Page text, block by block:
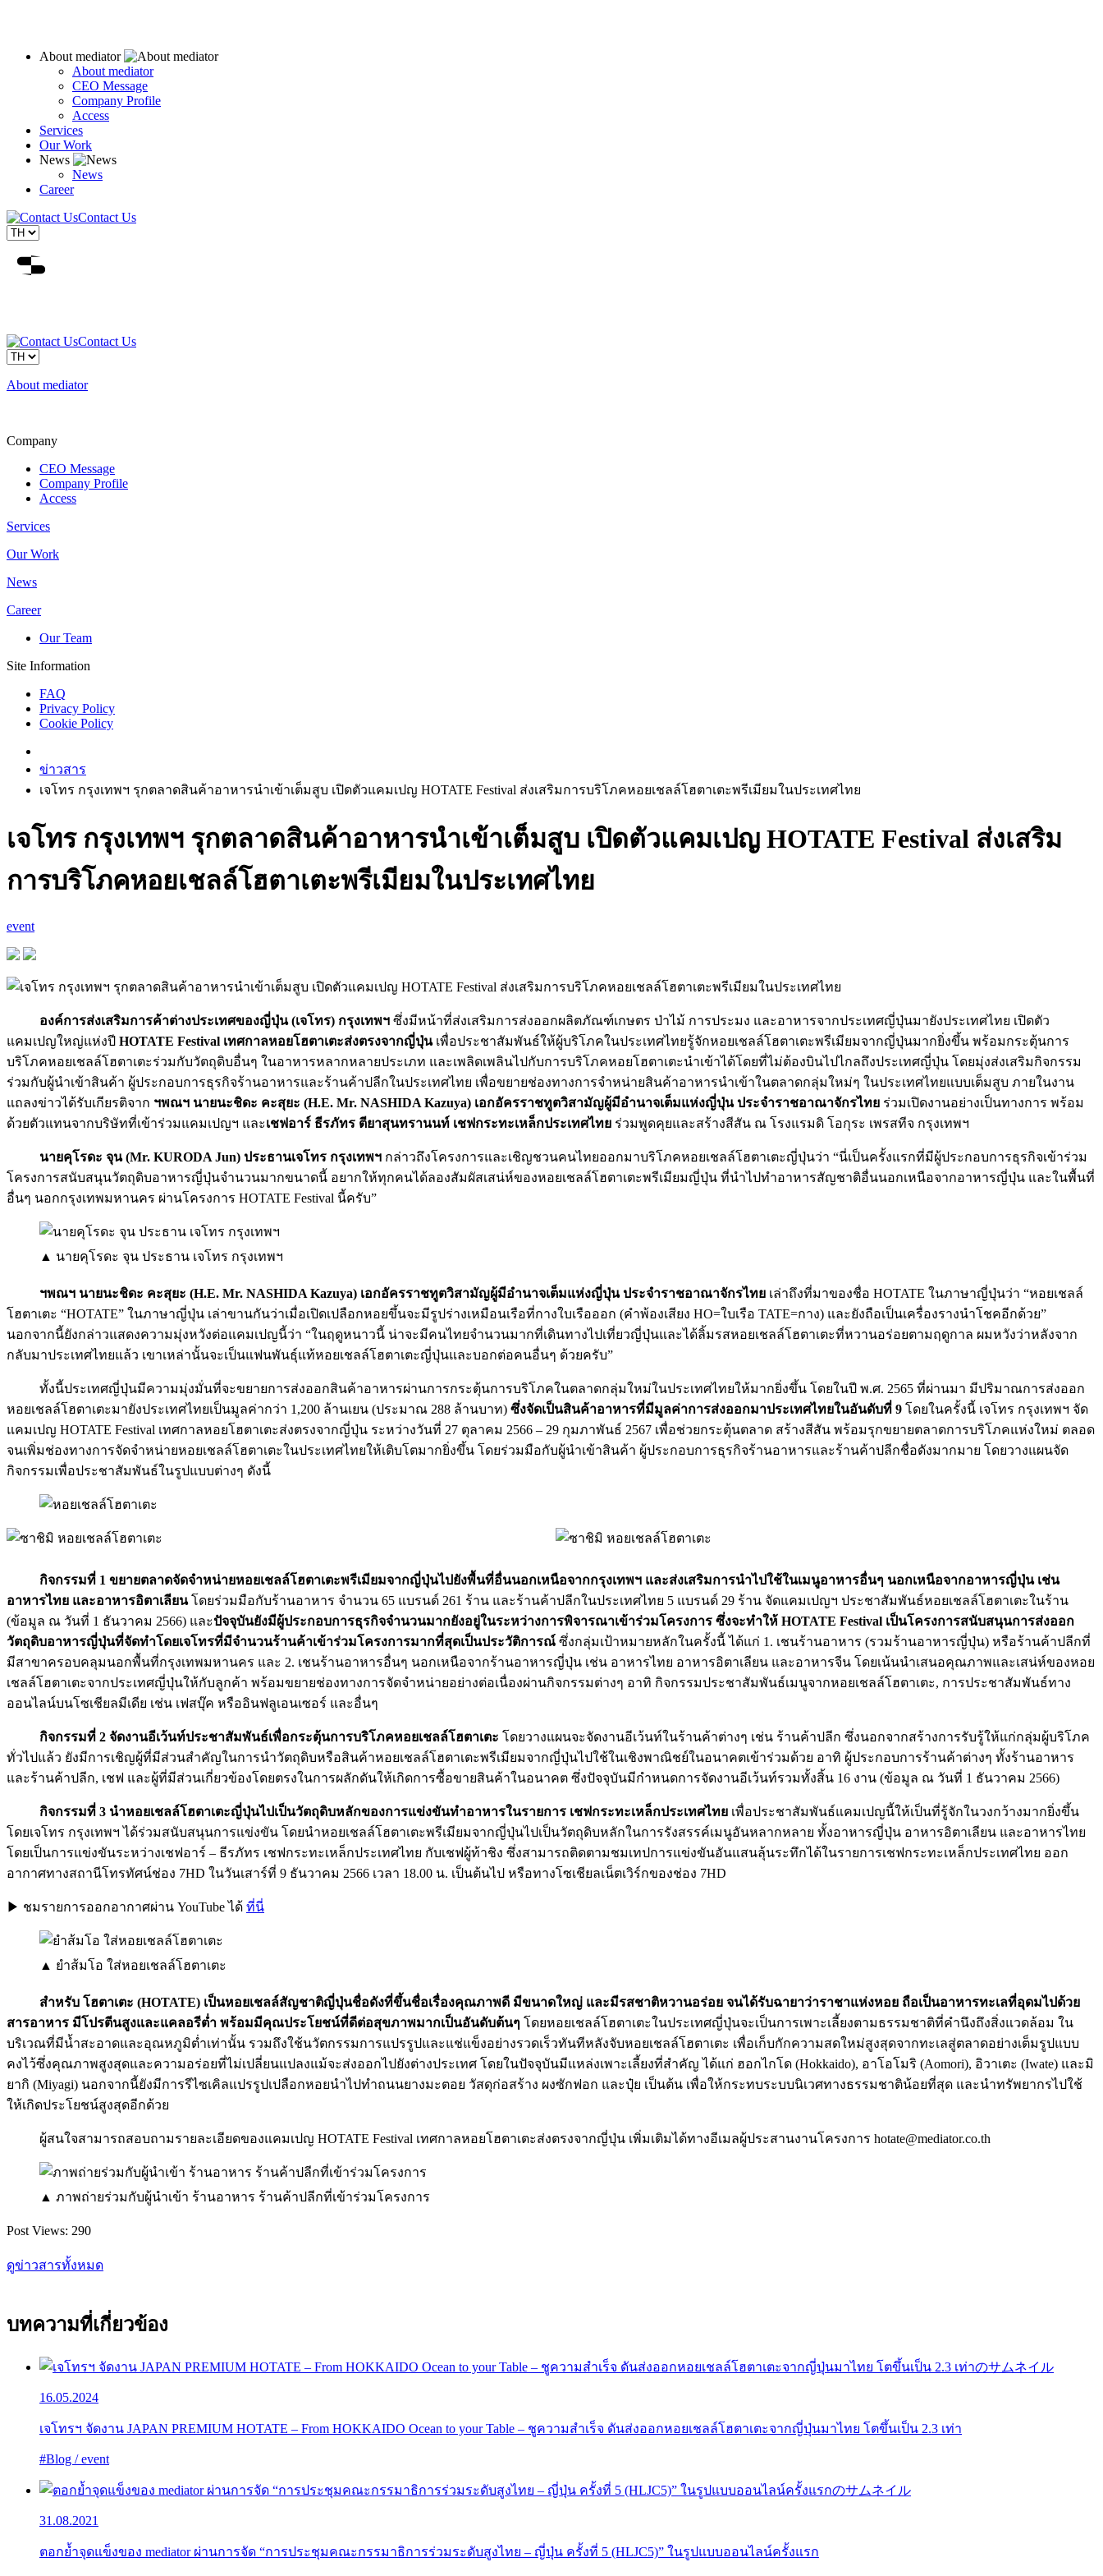
About mediator
About mediator
CEO Message
Company Profile
Access
Services
Our Work
News
News
Career
Contact Us
Contact Us
About mediator
Company
CEO Message
Company Profile
Access
Services
Our Work
News
Career
Our Team
Site Information
FAQ
Privacy Policy
Cookie Policy
ข่าวสาร
เจโทร กรุงเทพฯ รุกตลาดสินค้าอาหารนำเข้าเต็มสูบ เปิดตัวแคมเปญ HOTATE Festival ส่งเสริมการบริโภคหอยเชลล์โฮตาเตะพรีเมียมในประเทศไทย
เจโทร กรุงเทพฯ รุกตลาดสินค้าอาหารนำเข้าเต็มสูบ เปิดตัวแคมเปญ HOTATE Festival ส่งเสริม
การบริโภคหอยเชลล์โฮตาเตะพรีเมียมในประเทศไทย
event
องค์การส่งเสริมการค้าต่างประเทศของญี่ปุ่น (เจโทร) กรุงเทพฯ ซึ่งมีหน้าที่ส่งเสริมการส่งออกผลิตภัณฑ์เกษตร ป่าไม้ การประมง และอาหารจากประเทศญี่ปุ่นมายังประเทศไทย เปิดตัว
แคมเปญใหญ่แห่งปี HOTATE Festival เทศกาลหอยโฮตาเตะส่งตรงจากญี่ปุ่นเพื่อประชาสัมพันธ์ให้ผู้บริโภคในประเทศไทยรู้จักหอยเชลล์โฮตาเตะพรีเมียมจากญี่ปุ่นมากยิ่งขึ้น พร้อมกระตุ้นการ
บริโภคหอยเชลล์โฮตาเตะร่วมกับวัตถุดิบอื่นๆ ในอาหารหลากหลายประเภท และเพลิดเพลินไปกับการบริโภคหอยโฮตาเตะนำเข้าได้โดยที่ไม่ต้องบินไปไกลถึงประเทศญี่ปุ่น โดยมุ่งส่งเสริมกิจกรรม
ร่วมกับผู้นำเข้าสินค้า ผู้ประกอบการธุรกิจร้านอาหารและร้านค้าปลีกในประเทศไทย เพื่อขยายช่องทางการจำหน่ายสินค้าอาหารนำเข้าในตลาดกลุ่มใหม่ๆ ในประเทศไทยแบบเต็มสูบ ภายในงาน
แถลงข่าวได้รับเกียรติจาก ฯพณฯ นายนะชิดะ คะสุยะ (H.E. Mr. NASHIDA Kazuya) เอกอัครราชทูตวิสามัญผู้มีอำนาจเต็มแห่งญี่ปุ่น ประจำราชอาณาจักรไทย ร่วมเปิดงานอย่างเป็นทางการ พร้อม
ด้วยตัวแทนจากบริษัทที่เข้าร่วมแคมเปญฯ และเชฟอาร์ ธีรภัทร ตียาสุนทรานนท์ เชฟกระทะเหล็กประเทศไทย ร่วมพูดคุยและสร้างสีสัน ณ โรงแรมดิ โอกุระ เพรสทีจ กรุงเทพฯ
นายคุโรดะ จุน (Mr. KURODA Jun) ประธานเจโทร กรุงเทพฯ กล่าวถึงโครงการและเชิญชวนคนไทยออกมาบริโภคหอยเชลล์โฮตาเตะญี่ปุ่นว่า “นี่เป็นครั้งแรกที่มีผู้ประกอบการธุรกิจเข้าร่วม
โครงการสนับสนุนวัตถุดิบอาหารญี่ปุ่นจำนวนมากขนาดนี้ อยากให้ทุกคนได้ลองสัมผัสเสน่ห์ของหอยเชลล์โฮตาเตะพรีเมียมญี่ปุ่น ที่นำไปทำอาหารสัญชาติอื่นนอกเหนือจากอาหารญี่ปุ่น และในพื้นที่
อื่นๆ นอกกรุงเทพมหานคร ผ่านโครงการ HOTATE Festival นี้ครับ”
▲ นายคุโรดะ จุน ประธาน เจโทร กรุงเทพฯ
ฯพณฯ นายนะชิดะ คะสุยะ (H.E. Mr. NASHIDA Kazuya) เอกอัครราชทูตวิสามัญผู้มีอำนาจเต็มแห่งญี่ปุ่น ประจำราชอาณาจักรไทย เล่าถึงที่มาของชื่อ HOTATE ในภาษาญี่ปุ่นว่า “หอยเชลล์
โฮตาเตะ “HOTATE” ในภาษาญี่ปุ่น เล่าขานกันว่าเมื่อเปิดเปลือกหอยขึ้นจะมีรูปร่างเหมือนเรือที่กางใบเรือออก (คำพ้องเสียง HO=ใบเรือ TATE=กาง) และยังถือเป็นเครื่องรางนำโชคอีกด้วย”
นอกจากนี้ยังกล่าวแสดงความมุ่งหวังต่อแคมเปญนี้ว่า “ในฤดูหนาวนี้ น่าจะมีคนไทยจำนวนมากที่เดินทางไปเที่ยวญี่ปุ่นและได้ลิ้มรสหอยเชลล์โฮตาเตะที่หวานอร่อยตามฤดูกาล ผมหวังว่าหลังจาก
กลับมาประเทศไทยแล้ว เขาเหล่านั้นจะเป็นแฟนพันธุ์แท้หอยเชลล์โฮตาเตะญี่ปุ่นและบอกต่อคนอื่นๆ ด้วยครับ”
ทั้งนี้ประเทศญี่ปุ่นมีความมุ่งมั่นที่จะขยายการส่งออกสินค้าอาหารผ่านการกระตุ้นการบริโภคในตลาดกลุ่มใหม่ในประเทศไทยให้มากยิ่งขึ้น โดยในปี พ.ศ. 2565 ที่ผ่านมา มีปริมาณการส่งออก
หอยเชลล์โฮตาเตะมายังประเทศไทยเป็นมูลค่ากว่า 1,200 ล้านเยน (ประมาณ 288 ล้านบาท) ซึ่งจัดเป็นสินค้าอาหารที่มีมูลค่าการส่งออกมาประเทศไทยในอันดับที่ 9 โดยในครั้งนี้ เจโทร กรุงเทพฯ จัด
แคมเปญ HOTATE Festival เทศกาลหอยโฮตาเตะส่งตรงจากญี่ปุ่น ระหว่างวันที่ 27 ตุลาคม 2566 – 29 กุมภาพันธ์ 2567 เพื่อช่วยกระตุ้นตลาด สร้างสีสัน พร้อมรุกขยายตลาดการบริโภคแห่งใหม่ ตลอด
จนเพิ่มช่องทางการจัดจำหน่ายหอยเชลล์โฮตาเตะในประเทศไทยให้เติบโตมากยิ่งขึ้น โดยร่วมมือกับผู้นำเข้าสินค้า ผู้ประกอบการธุรกิจร้านอาหารและร้านค้าปลีกชื่อดังมากมาย โดยวางแผนจัด
กิจกรรมเพื่อประชาสัมพันธ์ในรูปแบบต่างๆ ดังนี้
กิจกรรมที่ 1 ขยายตลาดจัดจำหน่ายหอยเชลล์โฮตาเตะพรีเมียมจากญี่ปุ่นไปยังพื้นที่อื่นนอกเหนือจากกรุงเทพฯ และส่งเสริมการนำไปใช้ในเมนูอาหารอื่นๆ นอกเหนือจากอาหารญี่ปุ่น เช่น
อาหารไทย และอาหารอิตาเลียนโดยร่วมมือกับร้านอาหาร จำนวน 65 แบรนด์ 261 ร้าน และร้านค้าปลีกในประเทศไทย 5 แบรนด์ 29 ร้าน จัดแคมเปญฯ ประชาสัมพันธ์หอยเชลล์โฮตาเตะในร้าน
(ข้อมูล ณ วันที่ 1 ธันวาคม 2566) และปัจจุบันยังมีผู้ประกอบการธุรกิจจำนวนมากยังอยู่ในระหว่างการพิจารณาเข้าร่วมโครงการ ซึ่งจะทำให้ HOTATE Festival เป็นโครงการสนับสนุนการส่งออก
วัตถุดิบอาหารญี่ปุ่นที่จัดทำโดยเจโทรที่มีจำนวนร้านค้าเข้าร่วมโครงการมากที่สุดเป็นประวัติการณ์ ซึ่งกลุ่มเป้าหมายหลักในครั้งนี้ ได้แก่ 1. เชนร้านอาหาร (รวมร้านอาหารญี่ปุ่น) หรือร้านค้าปลีกที่
มีสาขาครอบคลุมนอกพื้นที่กรุงเทพมหานคร และ 2. เชนร้านอาหารอื่นๆ นอกเหนือจากร้านอาหารญี่ปุ่น เช่น อาหารไทย อาหารอิตาเลียน และอาหารจีน โดยเน้นนำเสนอคุณภาพและเสน่ห์ของหอย
เชลล์โฮตาเตะจากประเทศญี่ปุ่นให้กับลูกค้า พร้อมขยายช่องทางการจัดจำหน่ายอย่างต่อเนื่องผ่านกิจกรรมต่างๆ อาทิ กิจกรรมประชาสัมพันธ์เมนูจากหอยเชลล์โฮตาเตะ, การประชาสัมพันธ์ทาง
ออนไลน์บนโซเชียลมีเดีย เช่น เฟสบุ๊ค หรืออินฟลูเอนเซอร์ และอื่นๆ
กิจกรรมที่ 2 จัดงานอีเว้นท์ประชาสัมพันธ์เพื่อกระตุ้นการบริโภคหอยเชลล์โฮตาเตะ โดยวางแผนจะจัดงานอีเว้นท์ในร้านค้าต่างๆ เช่น ร้านค้าปลีก ซึ่งนอกจากสร้างการรับรู้ให้แก่กลุ่มผู้บริโภค
ทั่วไปแล้ว ยังมีการเชิญผู้ที่มีส่วนสำคัญในการนำวัตถุดิบหรือสินค้าหอยเชลล์โฮตาเตะพรีเมียมจากญี่ปุ่นไปใช้ในเชิงพาณิชย์ในอนาคตเข้าร่วมด้วย อาทิ ผู้ประกอบการร้านค้าต่างๆ ทั้งร้านอาหาร
และร้านค้าปลีก, เชฟ และผู้ที่มีส่วนเกี่ยวข้องโดยตรงในการผลักดันให้เกิดการซื้อขายสินค้าในอนาคต ซึ่งปัจจุบันมีกำหนดการจัดงานอีเว้นท์รวมทั้งสิ้น 16 งาน (ข้อมูล ณ วันที่ 1 ธันวาคม 2566)
กิจกรรมที่ 3 นำหอยเชลล์โฮตาเตะญี่ปุ่นไปเป็นวัตถุดิบหลักของการแข่งขันทำอาหารในรายการ เชฟกระทะเหล็กประเทศไทย เพื่อประชาสัมพันธ์แคมเปญนี้ให้เป็นที่รู้จักในวงกว้างมากยิ่งขึ้น
โดยเจโทร กรุงเทพฯ ได้ร่วมสนับสนุนการแข่งขัน โดยนำหอยเชลล์โฮตาเตะพรีเมียมจากญี่ปุ่นไปเป็นวัตถุดิบหลักในการรังสรรค์เมนูอันหลากหลาย ทั้งอาหารญี่ปุ่น อาหารอิตาเลียน และอาหารไทย
โดยเป็นการแข่งขันระหว่างเชฟอาร์ – ธีรภัทร เชฟกระทะเหล็กประเทศไทย กับเชฟผู้ท้าชิง ซึ่งสามารถติดตามชมเทปการแข่งขันอันแสนลุ้นระทึกได้ในรายการเชฟกระทะเหล็กประเทศไทย ออก
อากาศทางสถานีโทรทัศน์ช่อง 7HD ในวันเสาร์ที่ 9 ธันวาคม 2566 เวลา 18.00 น. เป็นต้นไป หรือทางโซเชียลเน็ตเวิร์กของช่อง 7HD
▶︎ ชมรายการออกอากาศผ่าน YouTube ได้ ที่นี่
▲ ยำส้มโอ ใส่หอยเชลล์โฮตาเตะ
สำหรับ โฮตาเตะ (HOTATE) เป็นหอยเชลล์สัญชาติญี่ปุ่นชื่อดังที่ขึ้นชื่อเรื่องคุณภาพดี มีขนาดใหญ่ และมีรสชาติหวานอร่อย จนได้รับฉายาว่าราชาแห่งหอย ถือเป็นอาหารทะเลที่อุดมไปด้วย
สารอาหาร มีโปรตีนสูงและแคลอรีต่ำ พร้อมมีคุณประโยชน์ที่ดีต่อสุขภาพมากเป็นอันดับต้นๆ โดยหอยเชลล์โฮตาเตะในประเทศญี่ปุ่นจะเป็นการเพาะเลี้ยงตามธรรมชาติที่คำนึงถึงสิ่งแวดล้อม ใน
บริเวณที่มีน้ำสะอาดและอุณหภูมิต่ำเท่านั้น รวมถึงใช้นวัตกรรมการแปรรูปและแช่แข็งอย่างรวดเร็วทันทีหลังจับหอยเชลล์โฮตาเตะ เพื่อเก็บกักความสดใหม่สูงสุดจากทะเลสู่ตลาดอย่างเต็มรูปแบบ
คงไว้ซึ่งคุณภาพสูงสุดและความอร่อยที่ไม่เปลี่ยนแปลงแม้จะส่งออกไปยังต่างประเทศ โดยในปัจจุบันมีแหล่งเพาะเลี้ยงที่สำคัญ ได้แก่ ฮอกไกโด (Hokkaido), อาโอโมริ (Aomori), อิวาเตะ (Iwate) และมิ
ยากิ (Miyagi) นอกจากนี้ยังมีการรีไซเคิลแปรรูปเปลือกหอยนำไปทำถนนยางมะตอย วัสดุก่อสร้าง ผงซักฟอก และปุ๋ย เป็นต้น เพื่อให้กระทบระบบนิเวศทางธรรมชาติน้อยที่สุด และนำทรัพยากรไปใช้
ให้เกิดประโยชน์สูงสุดอีกด้วย
ผู้สนใจสามารถสอบถามรายละเอียดของแคมเปญ HOTATE Festival เทศกาลหอยโฮตาเตะส่งตรงจากญี่ปุ่น เพิ่มเติมได้ทางอีเมลผู้ประสานงานโครงการ hotate@mediator.co.th
▲ ภาพถ่ายร่วมกับผู้นำเข้า ร้านอาหาร ร้านค้าปลีกที่เข้าร่วมโครงการ
Post Views: 290
ดูข่าวสารทั้งหมด
บทความที่เกี่ยวข้อง
16.05.2024
เจโทรฯ จัดงาน JAPAN PREMIUM HOTATE – From HOKKAIDO Ocean to your Table – ชูความสำเร็จ ดันส่งออกหอยเชลล์โฮตาเตะจากญี่ปุ่นมาไทย โตขึ้นเป็น 2.3 เท่า
#Blog / event
31.08.2021
ตอกย้ำจุดแข็งของ mediator ผ่านการจัด “การประชุมคณะกรรมาธิการร่วมระดับสูงไทย – ญี่ปุ่น ครั้งที่ 5 (HLJC5)” ในรูปแบบออนไลน์ครั้งแรก